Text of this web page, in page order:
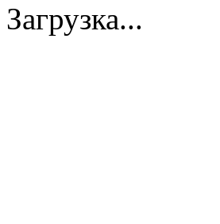
Загрузка...